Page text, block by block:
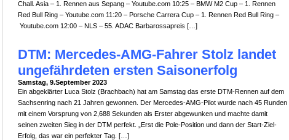
Chall. Asia – 1. Rennen aus Sepang – Youtube.com 10:25 – BMW M2 Cup – 1. Rennen
Red Bull Ring – Youtube.com 11:20 – Porsche Carrera Cup – 1. Rennen Red Bull Ring –
Youtube.com 12:00 – NLS – 55. ADAC Barbarossapreis […]
DTM: Mercedes-AMG-Fahrer Stolz landet
ungefährdeten ersten Saisonerfolg
Samstag, 9.September 2023
Ein abgeklärter Luca Stolz (Brachbach) hat am Samstag das erste DTM-Rennen auf dem
Sachsenring nach 21 Jahren gewonnen. Der Mercedes-AMG-Pilot wurde nach 45 Runden
mit einem Vorsprung von 2,688 Sekunden als Erster abgewunken und machte damit
seinen zweiten Sieg in der DTM perfekt. „Erst die Pole-Position und dann der Start-Ziel-
Erfolg, das war ein perfekter Tag. […]